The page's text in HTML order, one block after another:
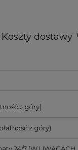
Koszty dostawy
z góry)
z góry)